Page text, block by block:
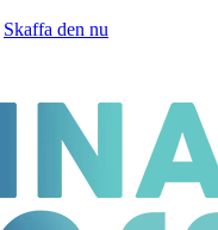
Skaffa den nu